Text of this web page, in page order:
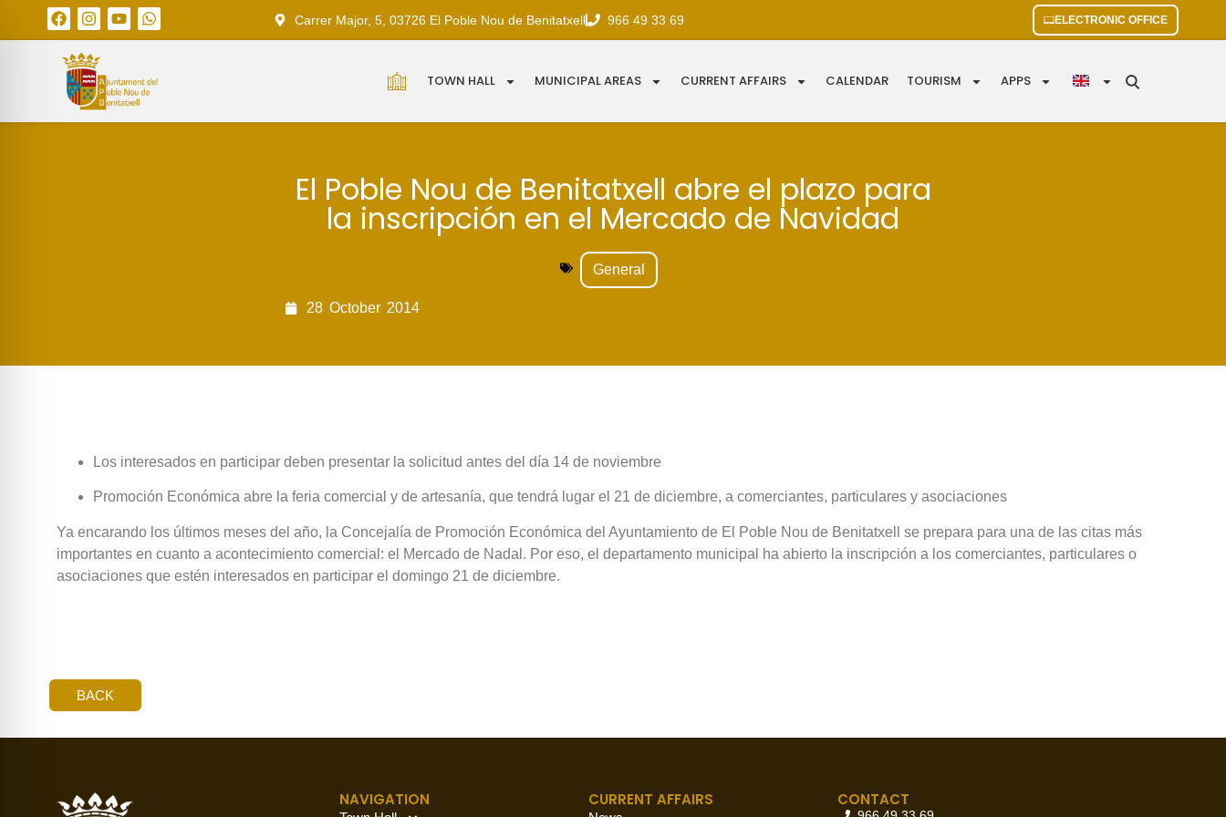
Carrer Major, 5, 03726 El Poble Nou de Benitatxell 966 49 33 69 ELECTRONIC OFFICE
TOWN HALL MUNICIPAL AREAS CURRENT AFFAIRS CALENDAR TOURISM APPS
El Poble Nou de Benitatxell abre el plazo para
la inscripción en el Mercado de Navidad
General
28 October 2014
Los interesados en participar deben presentar la solicitud antes del día 14 de noviembre
Promoción Económica abre la feria comercial y de artesanía, que tendrá lugar el 21 de diciembre, a comerciantes, particulares y asociaciones
Ya encarando los últimos meses del año, la Concejalía de Promoción Económica del Ayuntamiento de El Poble Nou de Benitatxell se prepara para una de las citas más
importantes en cuanto a acontecimiento comercial: el Mercado de Nadal. Por eso, el departamento municipal ha abierto la inscripción a los comerciantes, particulares o
asociaciones que estén interesados en participar el domingo 21 de diciembre.
BACK
NAVIGATION CURRENT AFFAIRS CONTACT